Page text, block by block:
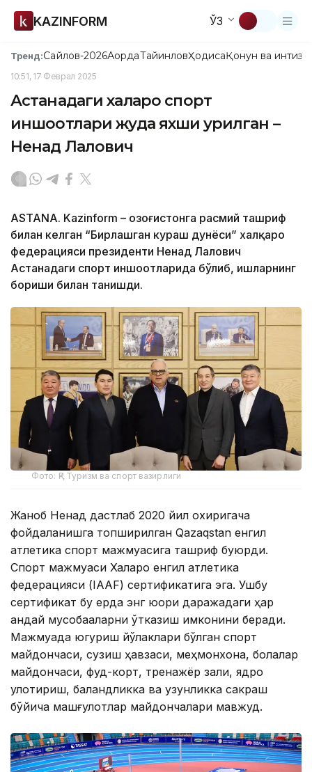
KAZINFORM ЎЗ
Тренд:Сайлов-2026АқордаТайинловҲодисаҚонун ва
10:51, 17 Феврал 2025
Астанадаги халқаро спорт
иншоотлари жуда яхши қурилган –
Ненад Лалович
ASTANA. Kazinform – Қозоғистонга расмий ташриф
билан келган “Бирлашган кураш дунёси” халқаро
федерацияси президенти Ненад Лалович
Астанадаги спорт иншоотларида бўлиб, ишларнинг
бориши билан танишди.
Фото: ҚР Туризм ва спорт вазирлиги
Жаноб Ненад дастлаб 2020 йил охиригача
фойдаланишга топширилган Qazaqstan енгил
атлетика спорт мажмуасига ташриф буюрди.
Спорт мажмуаси Халқаро енгил атлетика
федерацияси (IAAF) сертификатига эга. Ушбу
сертификат бу ерда энг юқори даражадаги ҳар
қандай мусобақаларни ўтказиш имконини беради.
Мажмуада югуриш йўлаклари бўлган спорт
майдончаси, сузиш ҳавзаси, меҳмонхона, болалар
майдончаси, фуд-корт, тренажёр зали, ядро
улоқтириш, баландликка ва узунликка сакраш
бўйича машғулотлар майдончалари мавжуд.